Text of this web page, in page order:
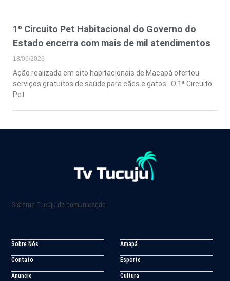
1º Circuito Pet Habitacional do Governo do
Estado encerra com mais de mil atendimentos
18/06/2026
Ação realizada em oito habitacionais de Macapá ofertou
serviços gratuitos de saúde para cães e gatos. O 1ª Circuito
Pet
Sistema Tucuju de comunicação
Sobre Nós
Contato
Anuncie
Amapá
Esporte
Cultura